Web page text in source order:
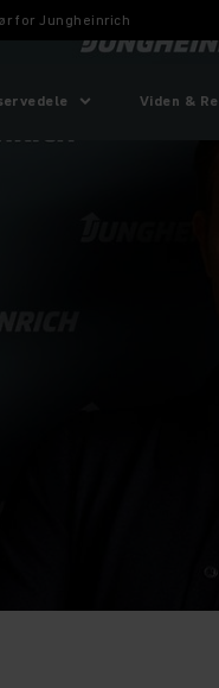
for Jungheinrich
Viden &